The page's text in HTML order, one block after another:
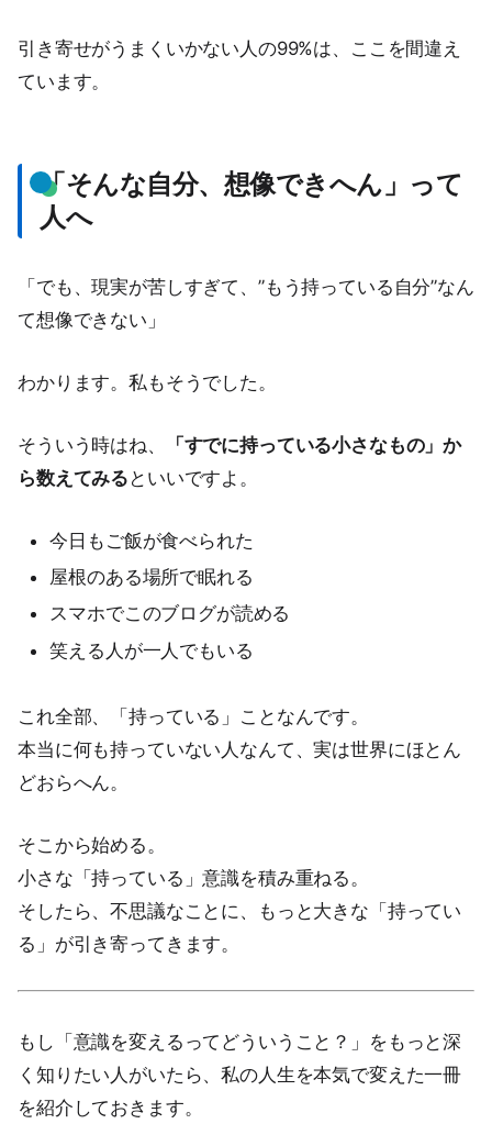
引き寄せがうまくいかない人の99%は、ここを間違え
ています。
「そんな自分、想像できへん」って
人へ
「でも、現実が苦しすぎて、”もう持っている自分”なん
て想像できない」
わかります。私もそうでした。
そういう時はね、
「すでに持っている小さなもの」か
ら数えてみる といいですよ。
今日もご飯が食べられた
屋根のある場所で眠れる
スマホでこのブログが読める
笑える人が一人でもいる
これ全部、「持っている」ことなんです。
本当に何も持っていない人なんて、実は世界にほとん
どおらへん。
そこから始める。
小さな「持っている」意識を積み重ねる。
そしたら、不思議なことに、もっと大きな「持ってい
る」が引き寄ってきます。
もし「意識を変えるってどういうこと？」をもっと深
く知りたい人がいたら、私の人生を本気で変えた一冊
を紹介しておきます。